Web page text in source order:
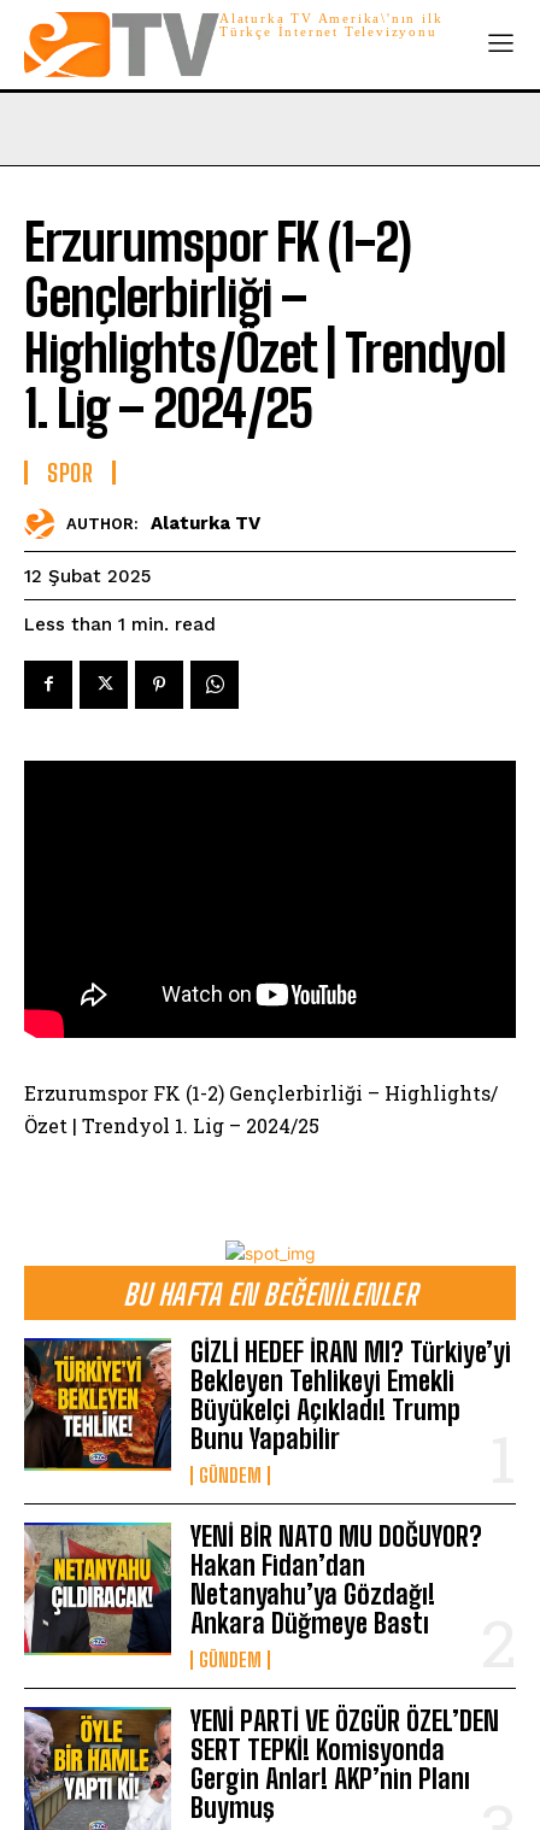
Alaturka TV Amerika\'nın ilk
Türkçe İnternet Televizyonu
BU HAFTA EN BEĞENILENLER
GİZLİ HEDEF İRAN MI? Türkiye’yi
Bekleyen Tehlikeyi Emekli
Büyükelçi Açıkladı! Trump
Bunu Yapabilir
GÜNDEM
YENİ BİR NATO MU DOĞUYOR?
Hakan Fidan’dan
Netanyahu’ya Gözdağı!
Ankara Düğmeye Bastı
GÜNDEM
YENİ PARTİ VE ÖZGÜR ÖZEL’DEN
SERT TEPKİ! Komisyonda
Gergin Anlar! AKP’nin Planı
Buymuş
Erzurumspor FK (1-2)
Gençlerbirliği –
Highlights/Özet | Trendyol
1. Lig – 2024/25
SPOR
AUTHOR: Alaturka TV
12 Şubat 2025
Less than 1 min. read
Erzurumspor FK (1-2) Gençlerbirliği – Highlights/
Özet | Trendyol 1. Lig – 2024/25